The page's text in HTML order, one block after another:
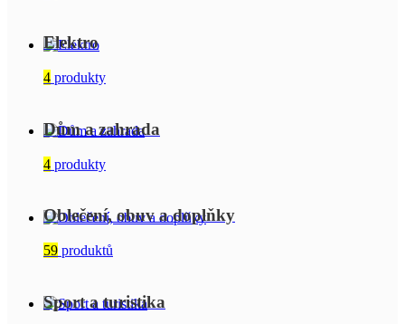
Elektro
4 produkty
Dům a zahrada
4 produkty
Oblečení, obuv a doplňky
59 produktů
Sport a turistika